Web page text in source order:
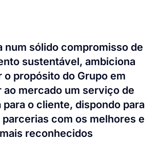
num sólido compromisso de
sustentável, ambiciona
o propósito do Grupo em
mercado um serviço de
o cliente, dispondo para
com os melhores e
mais reconhecidos